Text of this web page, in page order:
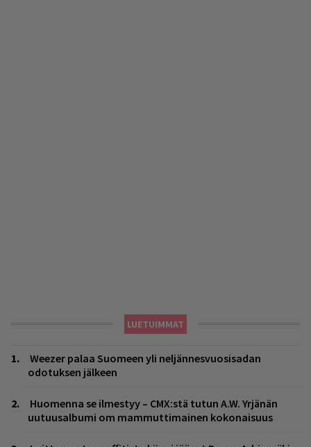
LUETUIMMAT
Weezer palaa Suomeen yli neljännesvuosisadan
odotuksen jälkeen
Huomenna se ilmestyy – CMX:stä tutun A.W. Yrjänän
uutuusalbumi om mammuttimainen kokonaisuus